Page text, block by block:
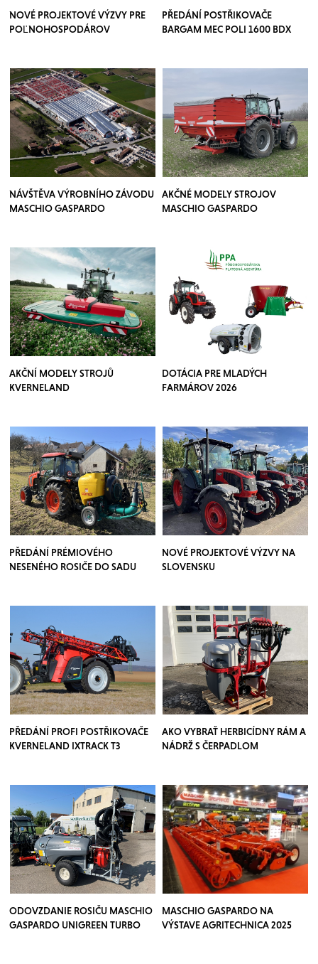
NOVÉ PROJEKTOVÉ VÝZVY PRE
POĽNOHOSPODÁROV
PŘEDÁNÍ POSTŘIKOVAČE
BARGAM MEC POLI 1600 BDX
NÁVŠTĚVA VÝROBNÍHO ZÁVODU
MASCHIO GASPARDO
AKČNÉ MODELY STROJOV
MASCHIO GASPARDO
AKČNÍ MODELY STROJŮ
KVERNELAND
DOTÁCIA PRE MLADÝCH
FARMÁROV 2026
PŘEDÁNÍ PRÉMIOVÉHO
NESENÉHO ROSIČE DO SADU
NOVÉ PROJEKTOVÉ VÝZVY NA
SLOVENSKU
PŘEDÁNÍ PROFI POSTŘIKOVAČE
KVERNELAND IXTRACK T3
AKO VYBRAŤ HERBICÍDNY RÁM A
NÁDRŽ S ČERPADLOM
ODOVZDANIE ROSIČU MASCHIO
GASPARDO UNIGREEN TURBO
MASCHIO GASPARDO NA
VÝSTAVE AGRITECHNICA 2025